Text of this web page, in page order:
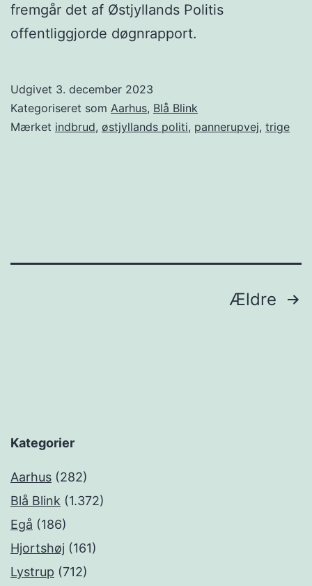
fremgår det af Østjyllands Politis
offentliggjorde døgnrapport.
Udgivet 3. december 2023
Kategoriseret som Aarhus, Blå Blink
Mærket indbrud, østjyllands politi, pannerupvej, trige
Ældre
Kategorier
Aarhus (282)
Blå Blink (1.372)
Egå (186)
Hjortshøj (161)
Lystrup (712)